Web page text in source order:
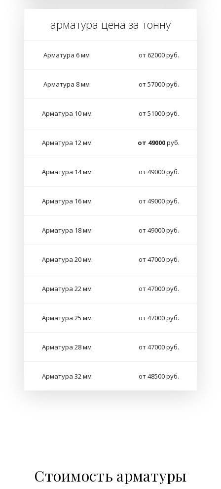
арматура цена за тонну
Арматура 6 мм от 62000 руб.
Арматура 8 мм от 57000 руб.
Арматура 10 мм от 51000 руб.
Арматура 12 мм от 49000руб.
Арматура 14 мм от 49000 руб.
Арматура 16 мм от 49000 руб.
Арматура 18 мм от 49000 руб.
Арматура 20 мм от 47000 руб.
Арматура 22 мм от 47000 руб.
Арматура 25 мм от 47000 руб.
Арматура 28 мм от 47000 руб.
Арматура 32 мм от 48500 руб.
Стоимость арматуры